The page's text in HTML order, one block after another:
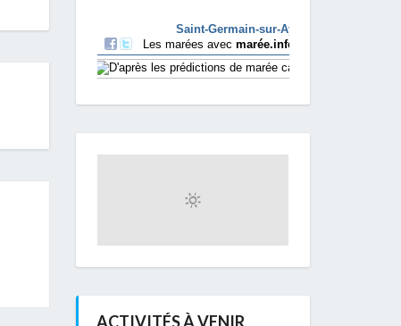
ACTIVITÉS À VENIR